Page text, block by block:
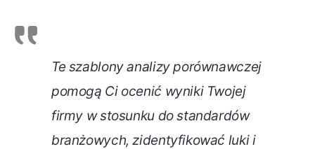
Te szablony analizy porównawczej
pomogą Ci ocenić wyniki Twojej
firmy w stosunku do standardów
branżowych, zidentyfikować luki i